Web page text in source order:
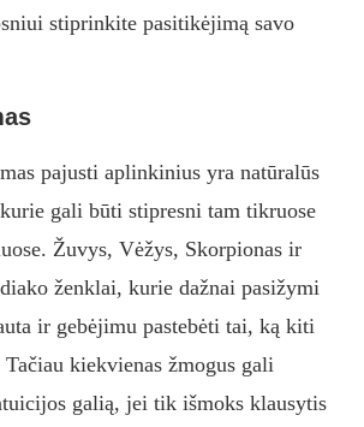
stiprinkite pasitikėjimą savo
pajusti aplinkinius yra natūralūs
gali būti stipresni tam tikruose
Žuvys, Vėžys, Skorpionas ir
ženklai, kurie dažnai pasižymi
ir gebėjimu pastebėti tai, ką kiti
Tačiau kiekvienas žmogus gali
galią, jei tik išmoks klausytis